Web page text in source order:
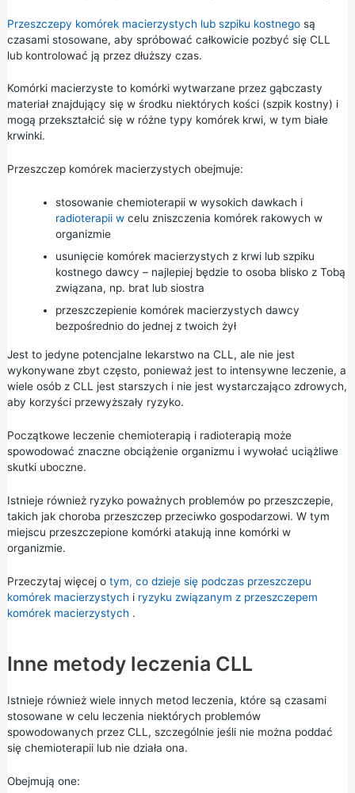
Przeszczepy komórek macierzystych lub szpiku kostnegosą
czasami stosowane, aby spróbować całkowicie pozbyć się CLL
lub kontrolować ją przez dłuższy czas.
Komórki macierzyste to komórki wytwarzane przez gąbczasty
materiał znajdujący się w środku niektórych kości (szpik kostny) i
mogą przekształcić się w różne typy komórek krwi, w tym białe
krwinki.
Przeszczep komórek macierzystych obejmuje:
stosowanie chemioterapii w wysokich dawkach i
radioterapii wcelu zniszczenia komórek rakowych w
organizmie
usunięcie komórek macierzystych z krwi lub szpiku
kostnego dawcy – najlepiej będzie to osoba blisko z Tobą
związana, np. brat lub siostra
przeszczepienie komórek macierzystych dawcy
bezpośrednio do jednej z twoich żył
Jest to jedyne potencjalne lekarstwo na CLL, ale nie jest
wykonywane zbyt często, ponieważ jest to intensywne leczenie, a
wiele osób z CLL jest starszych i nie jest wystarczająco zdrowych,
aby korzyści przewyższały ryzyko.
Początkowe leczenie chemioterapią i radioterapią może
spowodować znaczne obciążenie organizmu i wywołać uciążliwe
skutki uboczne.
Istnieje również ryzyko poważnych problemów po przeszczepie,
takich jak choroba przeszczep przeciwko gospodarzowi. W tym
miejscu przeszczepione komórki atakują inne komórki w
organizmie.
Przeczytaj więcej o tym, co dzieje się podczas przeszczepu
komórek macierzystych i ryzyku związanym z przeszczepem
komórek macierzystych .
Inne metody leczenia CLL
Istnieje również wiele innych metod leczenia, które są czasami
stosowane w celu leczenia niektórych problemów
spowodowanych przez CLL, szczególnie jeśli nie można poddać
się chemioterapii lub nie działa ona.
Obejmują one: